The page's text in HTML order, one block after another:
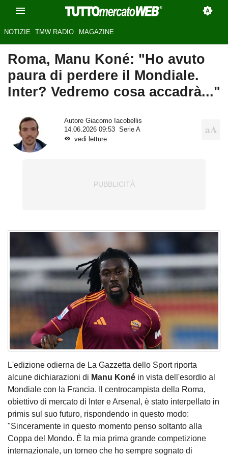
NOTIZIE TMW RADIO MAGAZINE
Roma, Manu Koné: "Ho avuto
paura di perdere il Mondiale.
Inter? Vedremo cosa accadrà..."
Autore Giacomo Iacobellis
14.06.2026 09:53
Serie A
vedi letture
L'edizione odierna de La Gazzetta dello Sport riporta
alcune dichiarazioni di Manu Koné in vista dell'esordio al
Mondiale con la Francia. Il centrocampista della Roma,
obiettivo di mercato di Inter e Arsenal, è stato interpellato in
primis sul suo futuro, rispondendo in questo modo:
"Sinceramente in questo momento penso soltanto alla
Coppa del Mondo. È la mia prima grande competizione
internazionale, un torneo che ho sempre sognato di